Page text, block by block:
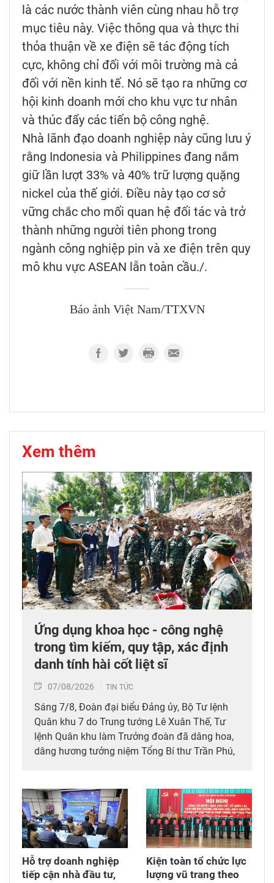
là các nước thành viên cùng nhau hỗ trợ
mục tiêu này. Việc thông qua và thực thi
thỏa thuận về xe điện sẽ tác động tích
cực, không chỉ đối với môi trường mà cả
đối với nền kinh tế. Nó sẽ tạo ra những cơ
hội kinh doanh mới cho khu vực tư nhân
và thúc đẩy các tiến bộ công nghệ.
Nhà lãnh đạo doanh nghiệp này cũng lưu ý
rằng Indonesia và Philippines đang nắm
giữ lần lượt 33% và 40% trữ lượng quặng
nickel của thế giới. Điều này tạo cơ sở
vững chắc cho mối quan hệ đối tác và trở
thành những người tiên phong trong
ngành công nghiệp pin và xe điện trên quy
mô khu vực ASEAN lẫn toàn cầu./.
Báo ảnh Việt Nam/TTXVN
Xem thêm
Ứng dụng khoa học - công nghệ
trong tìm kiếm, quy tập, xác định
danh tính hài cốt liệt sĩ
07/08/2026 TIN TỨC
Sáng 7/8, Đoàn đại biểu Đảng ủy, Bộ Tư lệnh
Quân khu 7 do Trung tướng Lê Xuân Thế, Tư
lệnh Quân khu làm Trưởng đoàn đã dâng hoa,
dâng hương tưởng niệm Tổng Bí thư Trần Phú,
liệt sĩ và xác minh thông tin hài cốt liệt sĩ tại
Công viên Lê Thị Riêng, phường Hòa Hưng,
Thành phố Hồ Chí Minh.
Hỗ trợ doanh nghiệp
tiếp cận nhà đầu tư,
Kiện toàn tổ chức lực
lượng vũ trang theo